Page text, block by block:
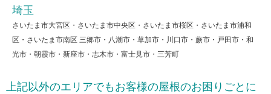
埼玉
さいたま市大宮区・さいたま市中央区・さいたま市桜区・さいたま市浦和
区・さいたま市南区 三郷市・八潮市・草加市・川口市・蕨市・戸田市・和
光市・朝霞市・新座市・志木市・富士見市・三芳町
上記以外のエリアでもお客様の屋根のお困りごとに